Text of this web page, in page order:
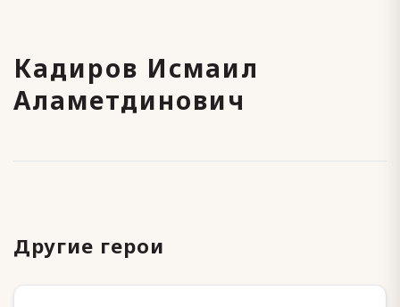
Кадиров Исмаил
Аламетдинович
Другие герои